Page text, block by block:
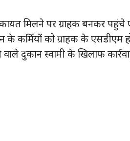
मिलने पर ग्राहक बनकर
को ग्राहक के एसडीएम
दुकान स्वामी के खिलाफ